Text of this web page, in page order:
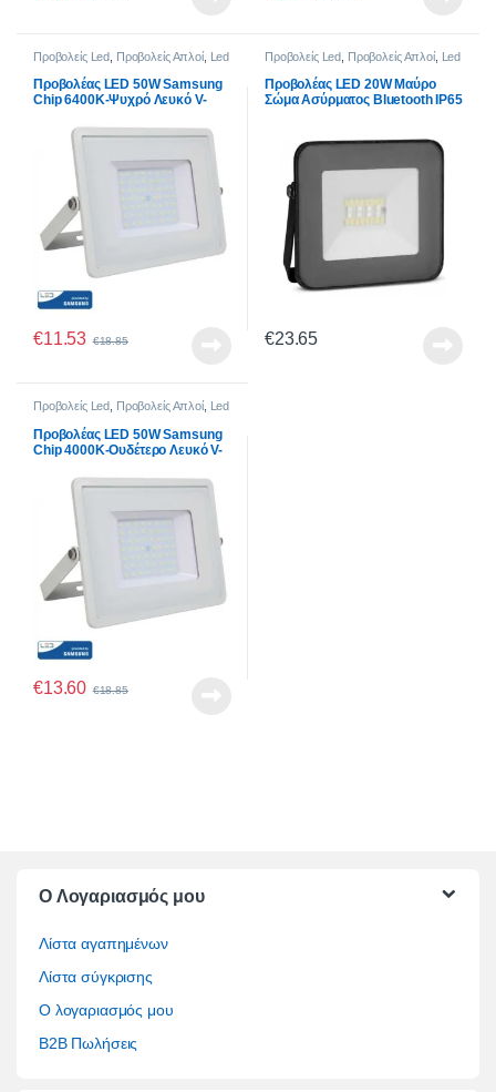
Προβολείς Led Προβολείς Απλοί, Led
Προβολέας LED 50W Samsung
Chip 6400K-Ψυχρό Λευκό V-
€11.53 €18.85
Προβολείς Led Προβολείς Απλοί, Led
Προβολέας LED 20W Μαύρο
Σώμα Ασύρματος Bluetooth IP65
€23.65
Προβολείς Led Προβολείς Απλοί, Led
Προβολέας LED 50W Samsung
Chip 4000K-Ουδέτερο Λευκό V-
€13.60 €18.85
O Λογαριασμός μου
Λίστα αγαπημένων
Λίστα σύγκρισης
Ο λογαριασμός μου
B2B Πωλήσεις